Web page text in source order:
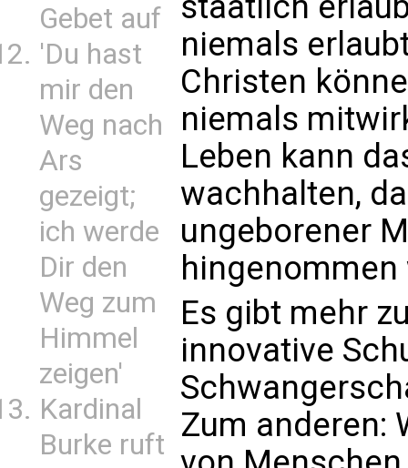
Gebet auf
'Du hast
mir den
Weg nach
Ars
gezeigt;
ich werde
Dir den
Weg zum
Himmel
zeigen'
Kardinal
Burke ruft
niemals
Christen
niemals
Leben kann
wachhalten,
ungeborener
Es gibt mehr
innovative
Zum anderen: